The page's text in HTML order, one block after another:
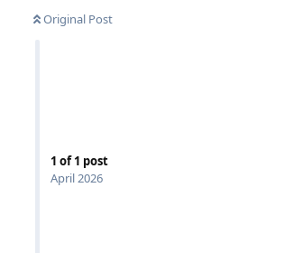
Original Post
1 of1 post
April 2026